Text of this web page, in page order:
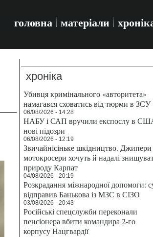
головна матеріали
хроніка
Убивця кримінального «авторитета»
намагався сховатись від тюрми в ЗСУ
06/08/2026 - 14:28
НАБУ і САП вручили експослу в
нові підозри
06/08/2026 - 12:19
Звичайнісіньке шкідництво. Джипери
мотокросери хочуть й надалі
природу Карпат
04/08/2026 - 20:19
Розкрадання міжнародної допомоги:
відправив Банькова із МЗС в СІЗО
03/08/2026 - 20:43
Російські спецслужби переконали
пенсіонера вбити командира 2-го
корпусу Нацгвардії